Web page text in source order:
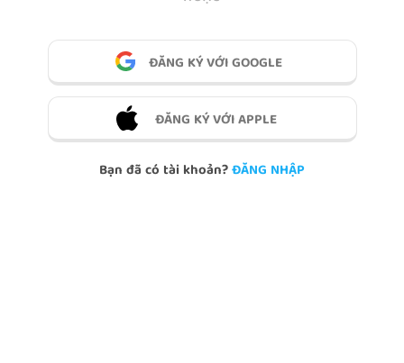
ĐĂNG KÝ VỚI GOOGLE
ĐĂNG KÝ VỚI APPLE
Bạn đã có tài khoản?ĐĂNG NHẬP